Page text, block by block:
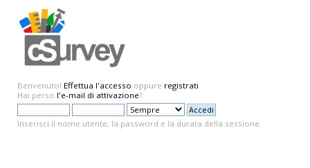
Benvenuto! Effettua l'accesso oppure registrati.
Hai perso l'e-mail di attivazione?
Inserisci il nome utente, la password e la durata della sessione.